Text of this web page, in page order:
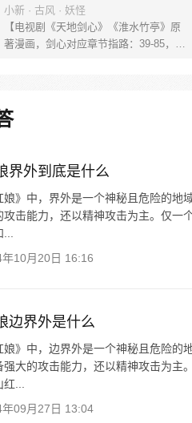
小新 · 古风 · 妖怪
【电视剧《天地剑心》《淮水竹亭》原
著漫画，剑心对应章节指路：39-85，淮
新。）
界外到底是什么
娘》中，界外是一个神秘且危险的地
攻击能力，还以精神攻击为主。仅一
年10月20日 16:16
边界外是什么
娘》中，边界外是一个神秘且危险的
强大的攻击能力，还以精神攻击为主
...
年09月27日 13:04